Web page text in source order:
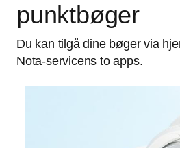
punktbøger
Du kan tilgå dine bøger via
Nota-servicens to apps.